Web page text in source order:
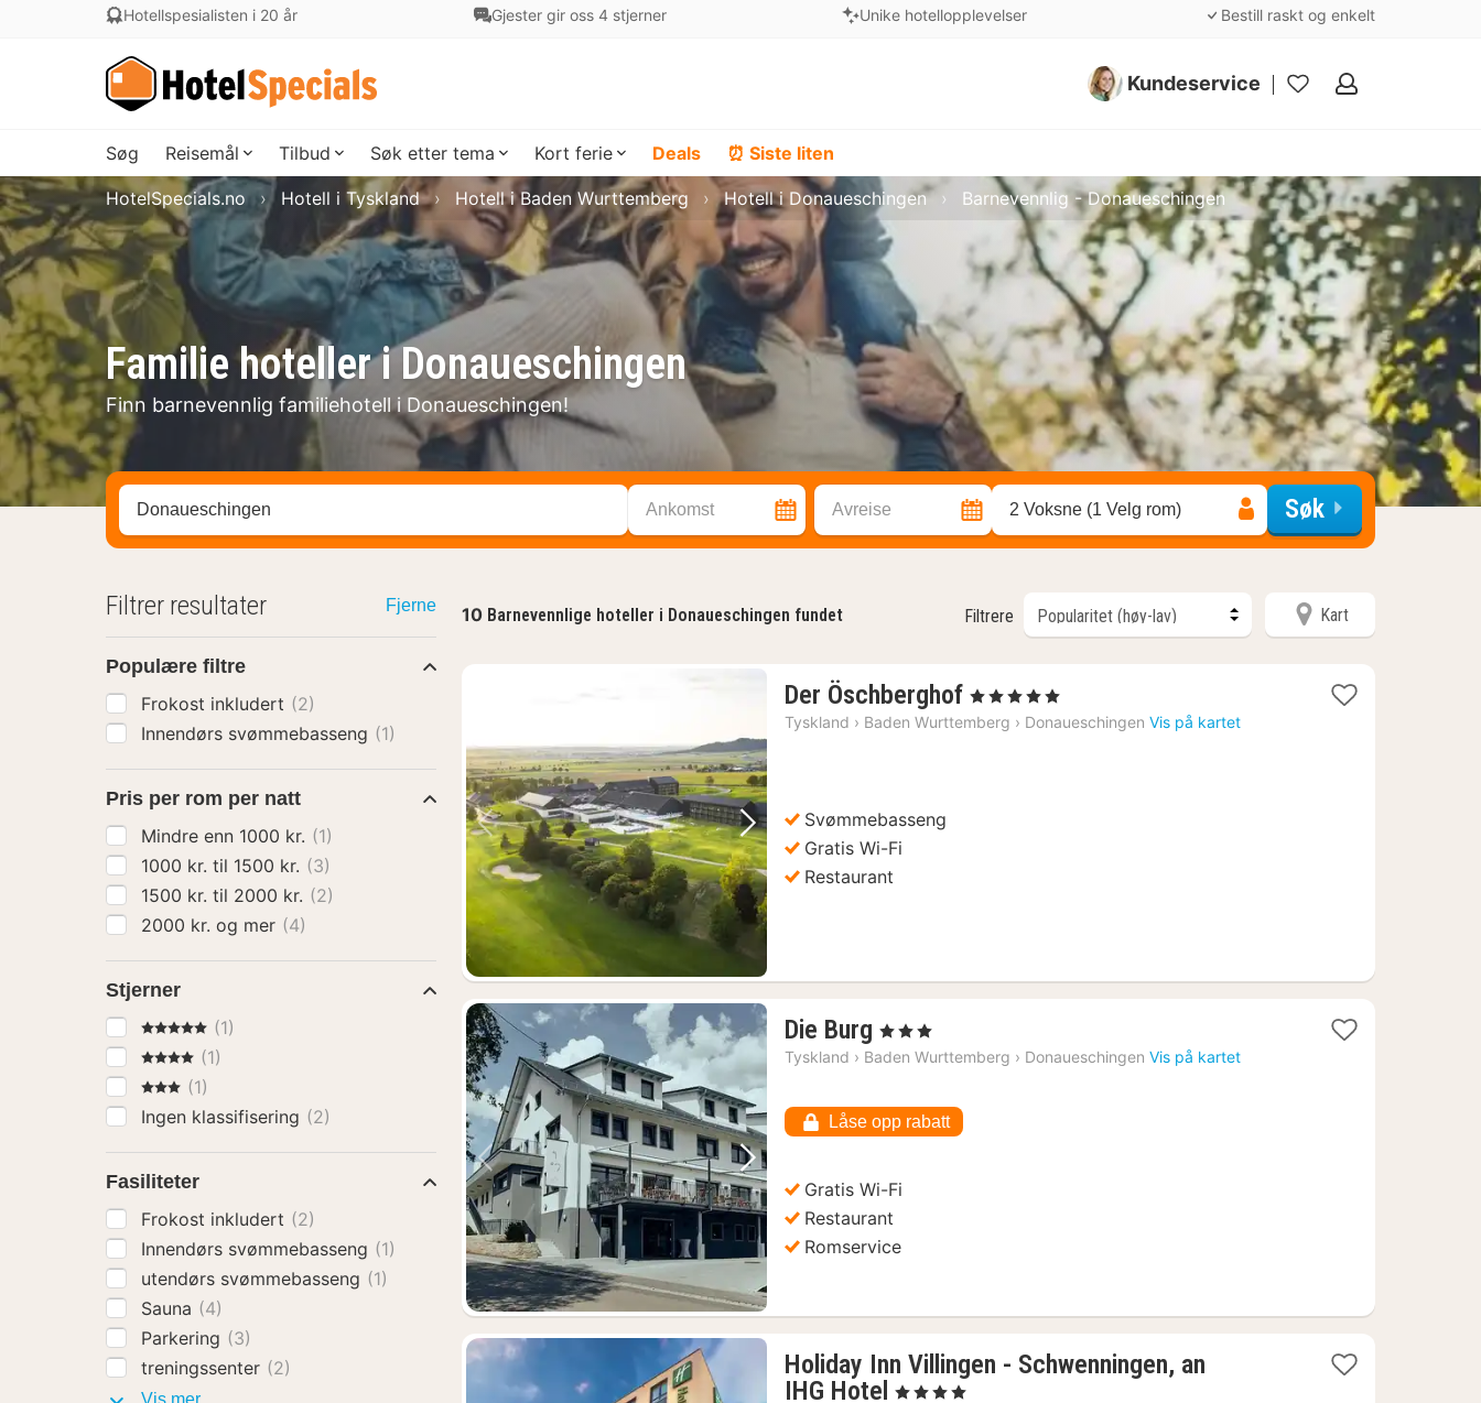
Hotellspesialisten i 20 år Gjester gir oss 4 stjerner Unike hotellopplevelser Bestill raskt og enkelt
Kundeservice
Mine
Søg Reisemål Tilbud Søk etter tema Kort ferie Deals ⏰ Siste liten
Familie hoteller i Donaueschingen
Finn barnevennlig familiehotell i Donaueschingen!
HotelSpecials.no Hotell i Tyskland Hotell i Baden Wurttemberg Hotell i Donaueschingen Barnevennlig - Donaueschingen
Søk hotell, region eller by Ankomst Avreise 2 Voksne (1 Velg rom) Søk
10 Barnevennlige hoteller i Donaueschingen fundet Filtrere Kart
Forrige bilde Neste bilde
Der Öschberghof 1
natt
, 5 Stjerner
Tyskland › Baden Wurttemberg › Donaueschingen Vis på kartet
Svømmebasseng
Gratis Wi-Fi
Restaurant
Forrige bilde Neste bilde
Die Burg 1
natt
1391
kr.
, 3 Stjerner
Tyskland › Baden Wurttemberg › Donaueschingen Vis på kartet
Låse opp rabatt
Gratis Wi-Fi
Restaurant
Romservice
Holiday Inn Villingen - Schwenningen, an
IHG Hotel 1
, 4 Stjerner
Filtrer resultater Fjerne
Populære filtre
Frokost inkludert (2)
Innendørs svømmebasseng (1)
Pris per rom per natt
Mindre enn 1000 kr. (1)
1000 kr. til 1500 kr. (3)
1500 kr. til 2000 kr. (2)
2000 kr. og mer (4)
Stjerner
5 Stjerner(1)
4 Stjerner
(1)
3 Stjerner
(1)
Ingen klassifisering (2)
Fasiliteter
Frokost inkludert (2)
Innendørs svømmebasseng (1)
utendørs svømmebasseng (1)
Sauna (4)
Parkering (3)
treningssenter (2)
Vis merFasiliteter